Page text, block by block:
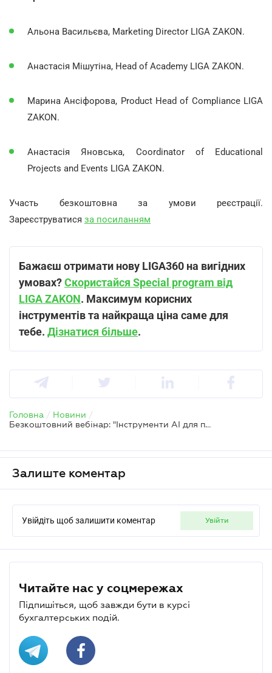
Альона Васильєва, Marketing Director LIGA ZAKON.
Анастасія Мішутіна, Head of Academy LIGA ZAKON.
Марина Ансіфорова, Product Head of Compliance LIGA
ZAKON.
Анастасія Яновська, Coordinator of Educational
Projects and Events LIGA ZAKON.
Участь безкоштовна за умови реєстрації.
Зареєструватися за посиланням
Бажаєш отримати нову LIGA360 на вигідних
умовах?Скористайся Special program від
LIGA ZAKON. Максимум корисних
інструментів та найкраща ціна саме для
тебе. Дізнатися більше.
Головна / Новини /
Безкоштовний вебінар: "Інструменти АІ для пошуку та аналізу OSINT. Практичний дводенний вебінар із доступом до LIGA360"
Залиште коментар
Увійдіть щоб залишити коментар увійти
Читайте нас у соцмережах
Підпишіться, щоб завжди бути в курсі
бухгалтерських подій.